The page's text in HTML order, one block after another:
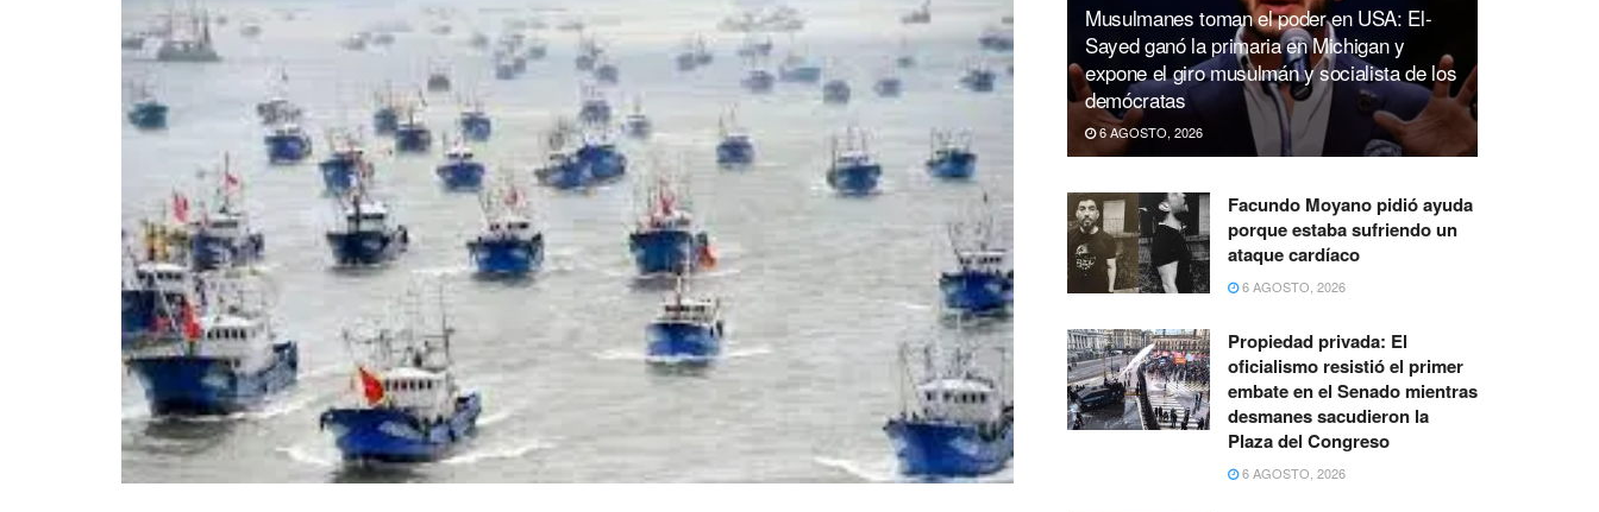
Musulmanes toman el poder en USA: El-
Sayed ganó la primaria en Michigan y
expone el giro musulmán y socialista de los
demócratas
6 AGOSTO, 2026
Facundo Moyano pidió ayuda
porque estaba sufriendo un
ataque cardíaco
6 AGOSTO, 2026
Propiedad privada: El
oficialismo resistió el primer
embate en el Senado mientras
desmanes sacudieron la
Plaza del Congreso
6 AGOSTO, 2026